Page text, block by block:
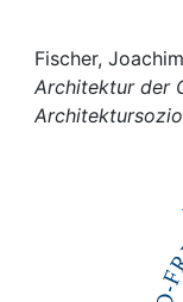
Awards
Fischer,
Architektur der